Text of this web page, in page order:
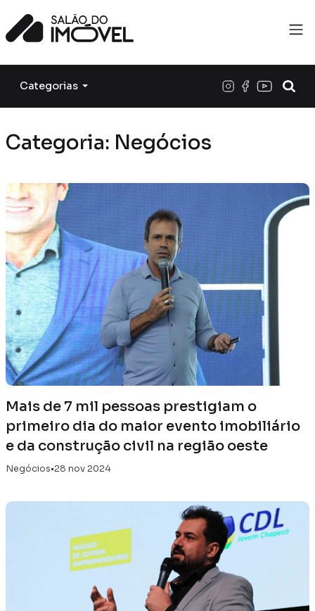
Categorias
Categoria: Negócios
Mais de 7 mil pessoas prestigiam o
primeiro dia do maior evento imobiliário
e da construção civil na região oeste
Negócios•28 nov 2024